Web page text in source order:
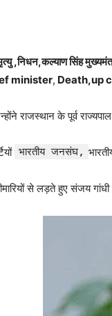
,निधन,कल्याण सिंह
minister, Death,up
राजस्थान के पूर्व
भारतीय जनसंघ,
से लड़ते हुए संजय